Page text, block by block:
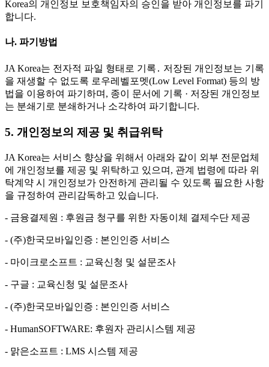
Korea의 개인정보 보호책임자의 승인을 받아 개인정보를 파기
합니다.
나. 파기방법
JA Korea는 전자적 파일 형태로 기록․ 저장된 개인정보는 기록
을 재생할 수 없도록 로우레벨포멧(Low Level Format) 등의 방
법을 이용하여 파기하며, 종이 문서에 기록 · 저장된 개인정보
는 분쇄기로 분쇄하거나 소각하여 파기합니다.
5. 개인정보의 제공 및 취급위탁
JA Korea는 서비스 향상을 위해서 아래와 같이 외부 전문업체
에 개인정보를 제공 및 위탁하고 있으며, 관계 법령에 따라 위
탁계약 시 개인정보가 안전하게 관리될 수 있도록 필요한 사항
을 규정하여 관리감독하고 있습니다.
- 금융결제원 : 후원금 청구를 위한 자동이체 결제수단 제공
- (주)한국모바일인증 : 본인인증 서비스
- 마이크로소프트 : 교육신청 및 설문조사
- 구글 : 교육신청 및 설문조사
- (주)한국모바일인증 : 본인인증 서비스
- HumanSOFTWARE: 후원자 관리시스템 제공
- 맑은소프트 : LMS 시스템 제공